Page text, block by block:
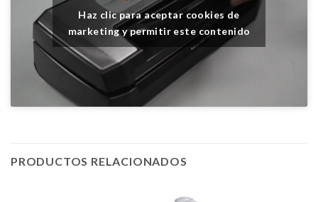
Haz clic para aceptar cookies de
marketing y permitir este contenido
PRODUCTOS RELACIONADOS